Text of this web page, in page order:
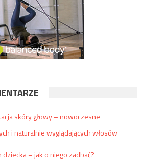
skóry głowy – nowoczesne
i naturalnie wyglądających włosów
– jak o niego zadbać?